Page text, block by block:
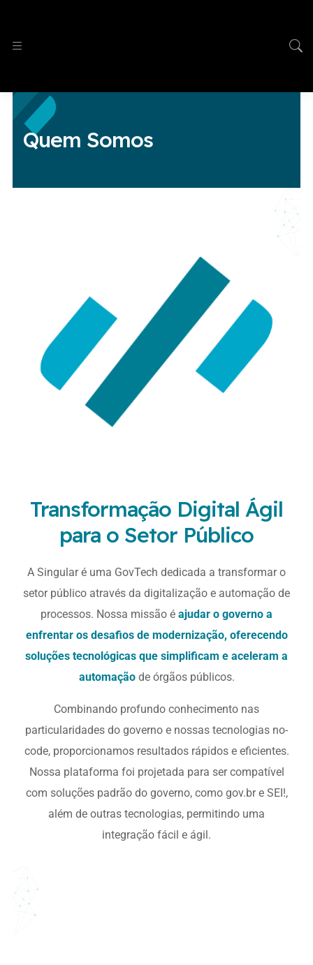
Quem Somos
Transformação Digital Ágil
para o Setor Público
A Singular é uma GovTech dedicada a transformar o
setor público através da digitalização e automação de
processos. Nossa missão é ajudar o governo a
enfrentar os desafios de modernização, oferecendo
soluções tecnológicas que simplificam e aceleram a
automaçãode órgãos públicos.
Combinando profundo conhecimento nas
particularidades do governo e nossas tecnologias no-
code, proporcionamos resultados rápidos e eficientes.
Nossa plataforma foi projetada para ser compatível
com soluções padrão do governo, como gov.br e SEI!,
além de outras tecnologias, permitindo uma
integração fácil e ágil.